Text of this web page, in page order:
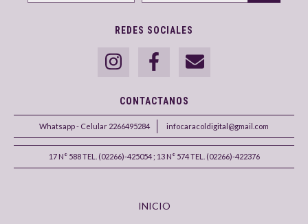
REDES SOCIALES
CONTACTANOS
Whatsapp - Celular 2266495284 infocaracoldigital@gmail.com
17 N° 588 TEL. (02266)-425054 ; 13 N° 574 TEL. (02266)-422376
INICIO